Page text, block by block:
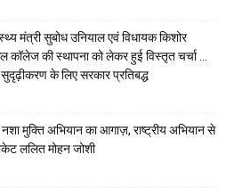
मंत्री सुबोध उनियाल एवं विधायक किशोर
कॉलेज की स्थापना को लेकर हुई विस्तृत चर्चा …
के लिए सरकार प्रतिबद्ध
मुक्ति अभियान का आगाज़, राष्ट्रीय अभियान से
ललित मोहन जोशी